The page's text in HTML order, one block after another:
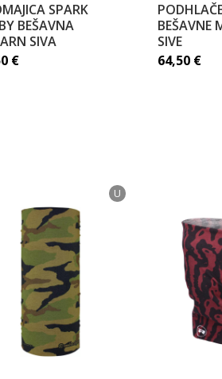
SPARK
BEŠAVNA
SIVA
€
BEŠAVNE
SIVE
64,50 €
U